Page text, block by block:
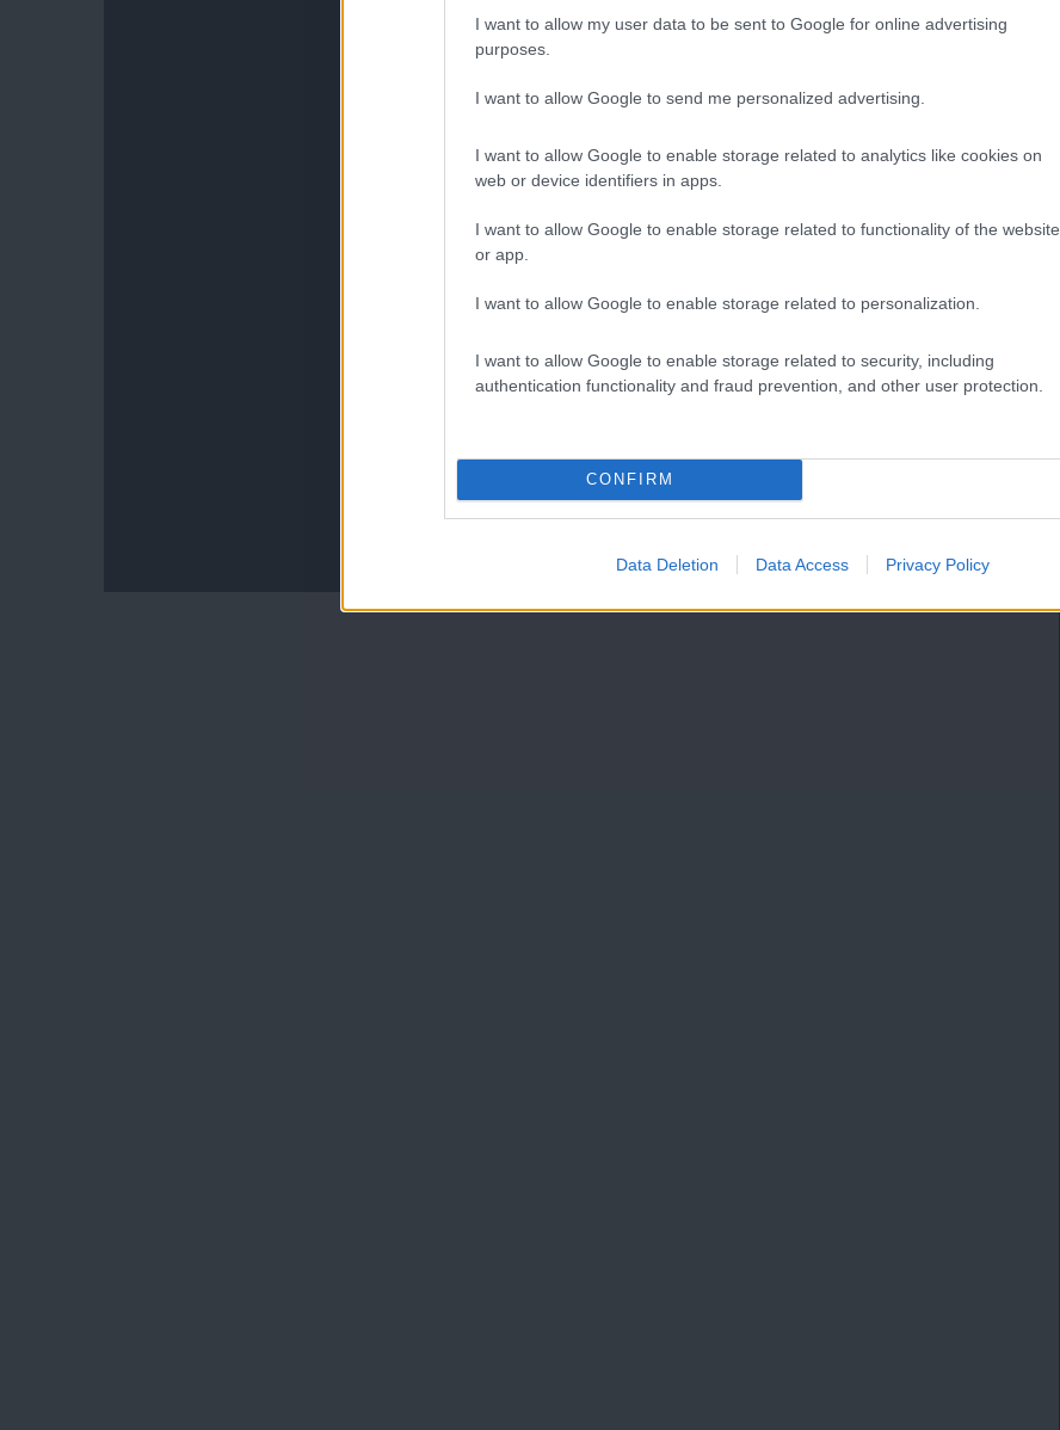
I want to allow my user data to be sent to Google for online advertising
purposes.
I want to allow Google to send me personalized advertising.
I want to allow Google to enable storage related to analytics like cookies on
web or device identifiers in apps.
I want to allow Google to enable storage related to functionality of the website
or app.
I want to allow Google to enable storage related to personalization.
I want to allow Google to enable storage related to security, including
authentication functionality and fraud prevention, and other user protection.
CONFIRM
Data Deletion Data Access Privacy Policy